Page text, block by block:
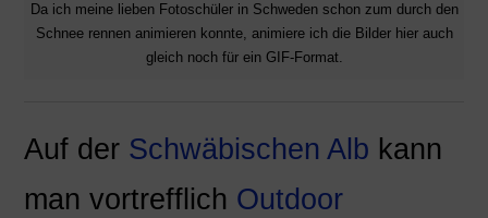
Da ich meine lieben Fotoschüler in Schweden schon zum durch den
Schnee rennen animieren konnte, animiere ich die Bilder hier auch
gleich noch für ein GIF-Format.
Auf der Schwäbischen Alb kann
man vortrefflich Outdoor